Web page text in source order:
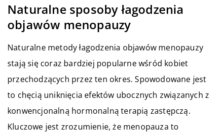
Naturalne sposoby łagodzenia
objawów menopauzy
Naturalne metody łagodzenia objawów menopauzy
stają się coraz bardziej popularne wśród kobiet
przechodzących przez ten okres. Spowodowane jest
to chęcią uniknięcia efektów ubocznych związanych z
konwencjonalną hormonalną terapią zastępczą.
Kluczowe jest zrozumienie, że menopauza to